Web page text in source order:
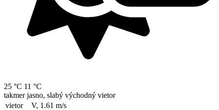
25 °C 11 °C
takmer jasno, slabý východný vietor
vietor
V, 1.61 m/s